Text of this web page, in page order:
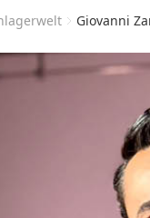
Giovanni